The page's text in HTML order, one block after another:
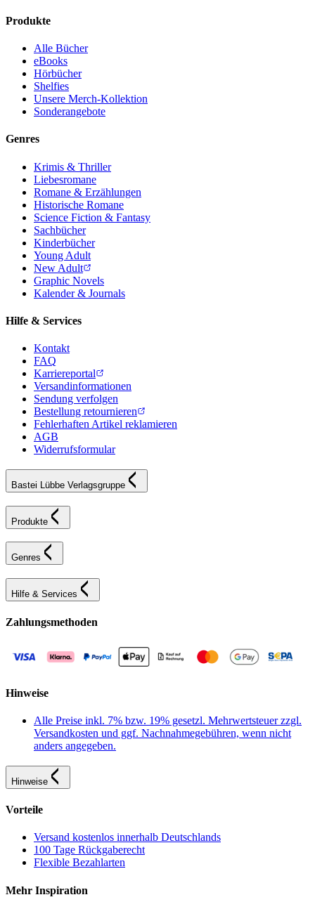
Produkte
Alle Bücher
eBooks
Hörbücher
Shelfies
Unsere Merch-Kollektion
Sonderangebote
Genres
Krimis & Thriller
Liebesromane
Romane & Erzählungen
Historische Romane
Science Fiction & Fantasy
Sachbücher
Kinderbücher
Young Adult
New Adult
Graphic Novels
Kalender & Journals
Hilfe & Services
Kontakt
FAQ
Karriereportal
Versandinformationen
Sendung verfolgen
Bestellung retournieren
Fehlerhaften Artikel reklamieren
AGB
Widerrufsformular
Bastei Lübbe Verlagsgruppe
Produkte
Genres
Hilfe & Services
Zahlungsmethoden
Hinweise
Alle Preise inkl. 7% bzw. 19% gesetzl. Mehrwertsteuer zzgl.
Versandkosten und ggf. Nachnahmegebühren, wenn nicht
anders angegeben.
Hinweise
Vorteile
Versand kostenlos innerhalb Deutschlands
100 Tage Rückgaberecht
Flexible Bezahlarten
Mehr Inspiration